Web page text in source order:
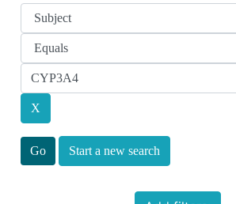
Start a new search